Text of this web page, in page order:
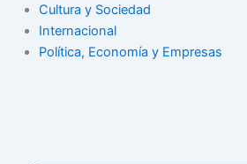
Cultura y Sociedad
Internacional
Política, Economía y Empresas